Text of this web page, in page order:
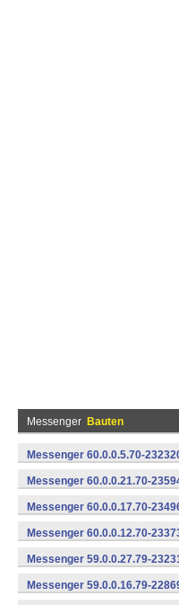
Messenger Bauten
Messenger 60.0.0.5.70-
Messenger 60.0.0.21.70-
Messenger 60.0.0.17.70-
Messenger 60.0.0.12.70-
Messenger 59.0.0.27.79-
Messenger 59.0.0.16.79-